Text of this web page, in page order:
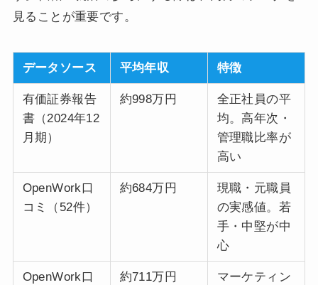
見ることが重要です。
データソース 平均年収 特徴
有価証券報告
書（2024年12
月期）
約998万円
全正社員の平
均。高年次・
管理職比率が
高い
OpenWork口
コミ（52件）
約684万円
現職・元職員
の実感値。若
手・中堅が中
心
OpenWork口
約711万円
マーケティン